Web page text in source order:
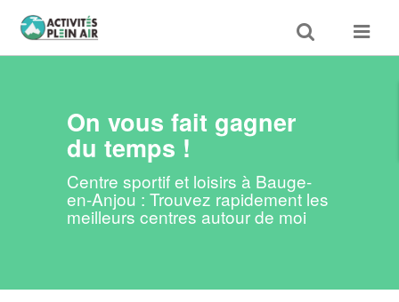
Toggle
search
Toggle
On vous fait gagner
du temps !
Centre sportif et loisirs à Bauge-
en-Anjou : Trouvez rapidement les
meilleurs centres autour de moi